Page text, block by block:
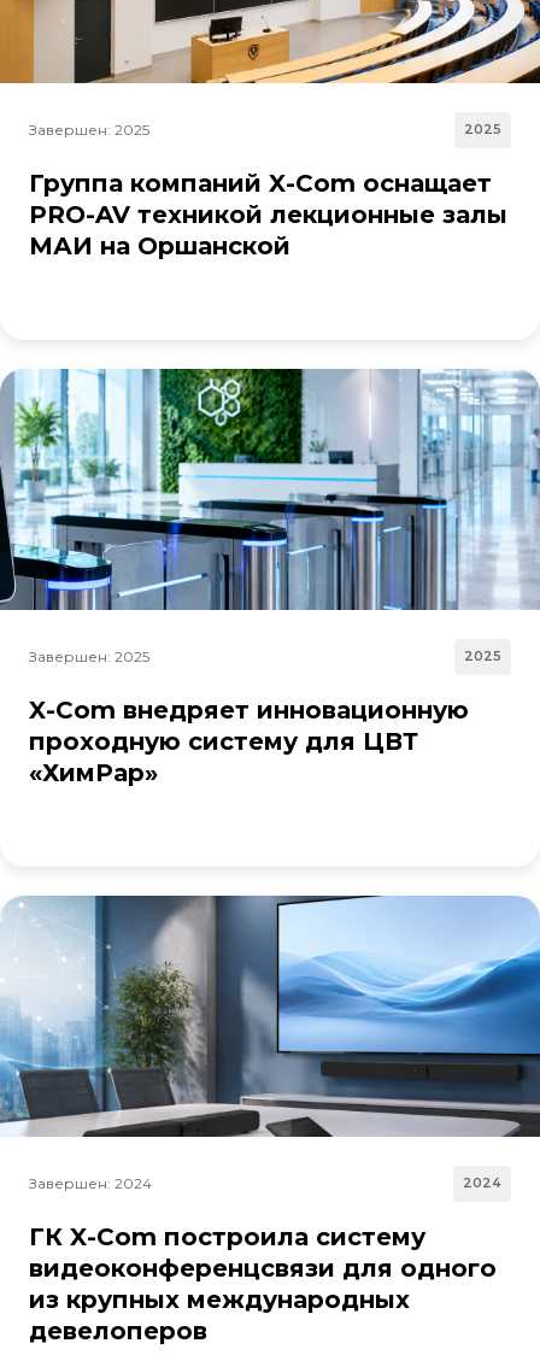
Завершен: 2025 2025
Группа компаний X-Com оснащает
PRO-AV техникой лекционные залы
МАИ на Оршанской
Завершен: 2025 2025
X-Com внедряет инновационную
проходную систему для ЦВТ
«ХимРар»
Завершен: 2024 2024
ГК X-Com построила систему
видеоконференцсвязи для одного
из крупных международных
девелоперов